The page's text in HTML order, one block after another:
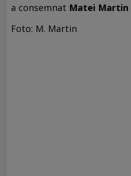
a consemnat Matei Martin
Foto: M. Martin